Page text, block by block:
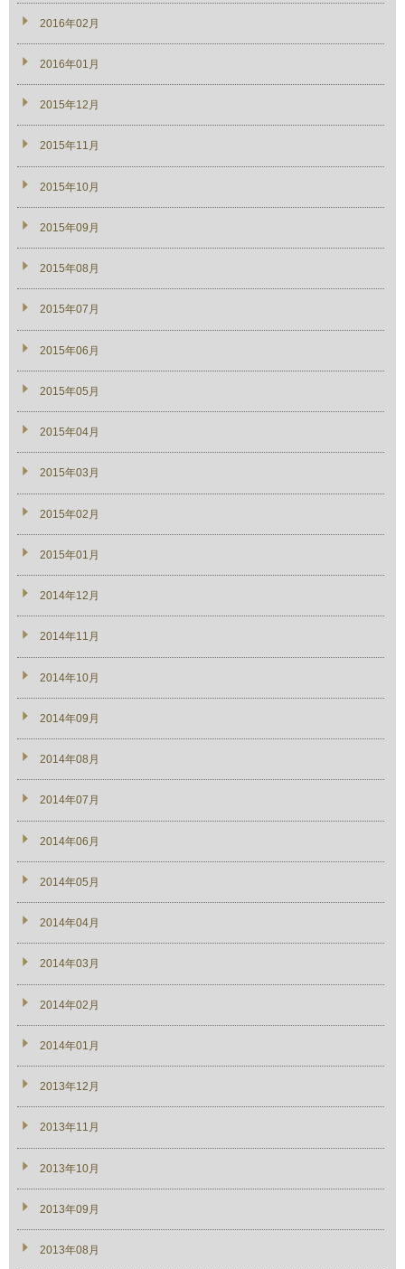
2016年02月
2016年01月
2015年12月
2015年11月
2015年10月
2015年09月
2015年08月
2015年07月
2015年06月
2015年05月
2015年04月
2015年03月
2015年02月
2015年01月
2014年12月
2014年11月
2014年10月
2014年09月
2014年08月
2014年07月
2014年06月
2014年05月
2014年04月
2014年03月
2014年02月
2014年01月
2013年12月
2013年11月
2013年10月
2013年09月
2013年08月